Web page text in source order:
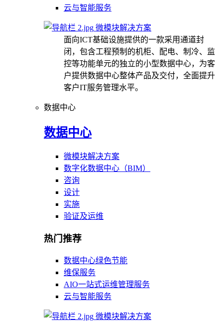
云与智能服务
微模块解决方案
面向ICT基础设施提供的一款采用通道封
闭，包含工程预制的机柜、配电、制冷、监
控等功能单元的独立的小型数据中心，为客
户提供数据中心整体产品及交付，全面提升
客户IT服务管理水平。
数据中心
数据中心
微模块解决方案
数字化数据中心（BIM）
咨询
设计
实施
验证及运维
热门推荐
数据中心绿色节能
维保服务
AIO一站式运维管理服务
云与智能服务
微模块解决方案